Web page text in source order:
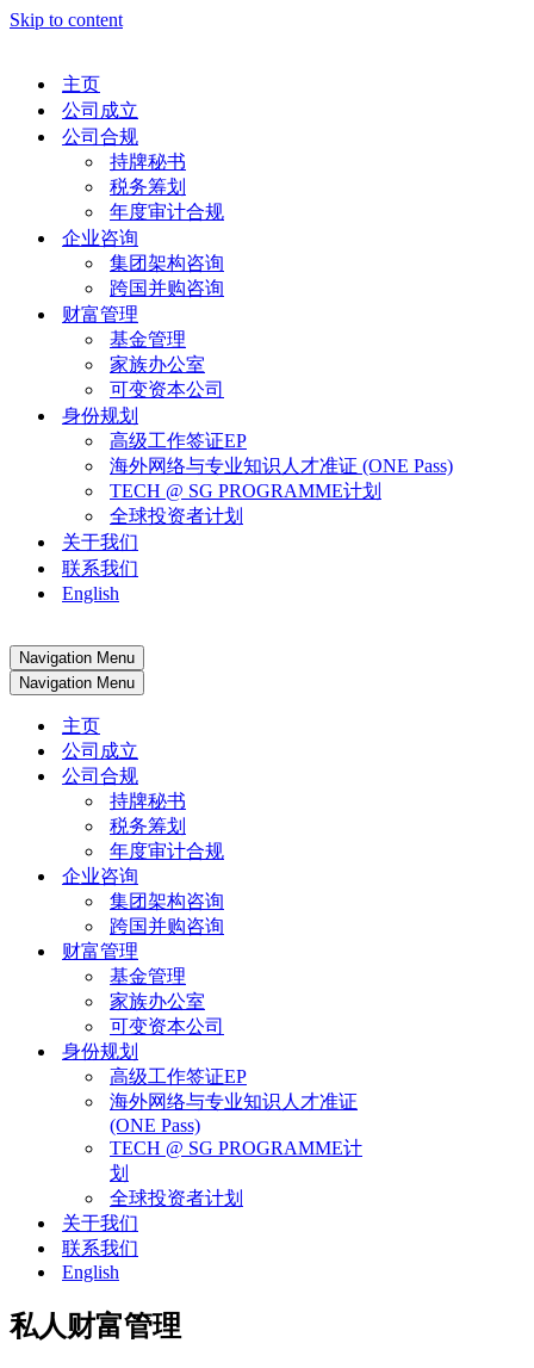
Skip to content
主页
公司成立
公司合规
持牌秘书
税务筹划
年度审计合规
企业咨询
集团架构咨询
跨国并购咨询
财富管理
基金管理
家族办公室
可变资本公司
身份规划
高级工作签证EP
海外网络与专业知识人才准证 (ONE Pass)
TECH @ SG PROGRAMME计划
全球投资者计划
关于我们
联系我们
English
Navigation Menu
Navigation Menu
主页
公司成立
公司合规
持牌秘书
税务筹划
年度审计合规
企业咨询
集团架构咨询
跨国并购咨询
财富管理
基金管理
家族办公室
可变资本公司
身份规划
高级工作签证EP
海外网络与专业知识人才准证
(ONE Pass)
TECH @ SG PROGRAMME计
划
全球投资者计划
关于我们
联系我们
English
私人财富管理